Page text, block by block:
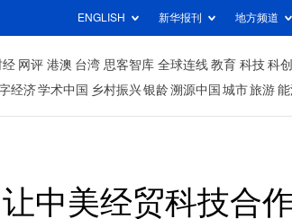
ENGLISH 新华报刊 地方频道
经 网评 港澳 台湾 思客智库 全球连线 教育 科技 科创
经济学术中国 乡村振兴银龄溯源中国 城市旅游 能
中美经贸科技合